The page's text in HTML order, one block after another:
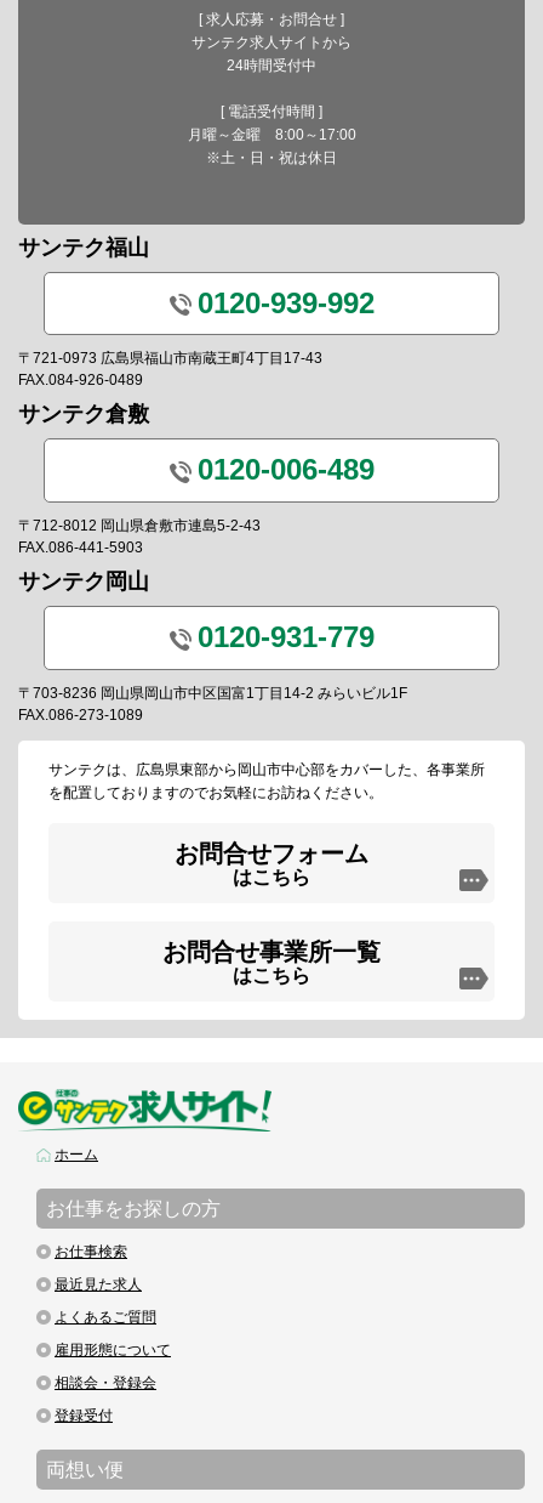
[ 求人応募・お問合せ ]
サンテク求人サイトから
24時間受付中
[ 電話受付時間 ]
月曜～金曜 8:00～17:00
※土・日・祝は休日
サンテク福山
0120-939-992
〒721-0973 広島県福山市南蔵王町4丁目17-43
FAX.084-926-0489
サンテク倉敷
0120-006-489
〒712-8012 岡山県倉敷市連島5-2-43
FAX.086-441-5903
サンテク岡山
0120-931-779
〒703-8236 岡山県岡山市中区国富1丁目14-2 みらいビル1F
FAX.086-273-1089
サンテクは、広島県東部から岡山市中心部をカバーした、各事業所
を配置しておりますのでお気軽にお訪ねください。
お問合せフォーム
はこちら
お問合せ事業所一覧
はこちら
ホーム
お仕事をお探しの方
お仕事検索
最近見た求人
よくあるご質問
雇用形態について
相談会・登録会
登録受付
両想い便